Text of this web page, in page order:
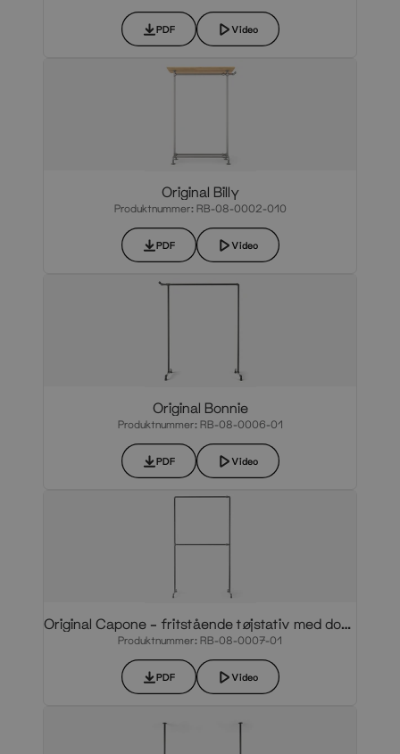
PDF Video
Original Billy
Produktnummer: RB-08-0002-010
PDF Video
Original Bonnie
Produktnummer: RB-08-0006-01
PDF Video
Original Capone – fritstående tøjstativ med dobbelt ophæng
Produktnummer: RB-08-0007-01
PDF Video